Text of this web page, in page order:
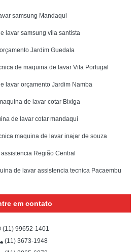
samsung Mandaqui
lavar samsung vila santista
Jardim Guedala
de maquina de lavar Vila Portugal
lavar orçamento Jardim Namba
de lavar cotar Bixiga
de lavar cotar mandaqui
maquina de lavar inajar de souza
Região Central
de lavar assistencia tecnica Pacaembu
em contato
(11) 99652-1401
(11) 3673-1948